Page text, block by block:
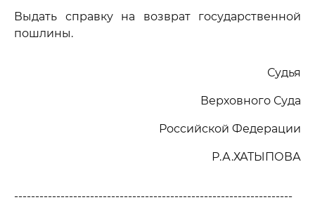
Выдать справку на возврат государственной
пошлины.
Судья
Верховного Суда
Российской Федерации
Р.А.ХАТЫПОВА
------------------------------------------------------------------